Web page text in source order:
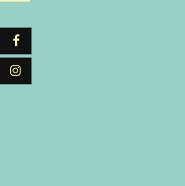
Facebook
Instagram